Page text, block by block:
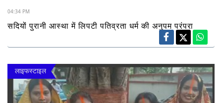
04:34 PM
सदियों पुरानी आस्था में लिपटी पतिव्रता धर्म की अनुपम परंपरा
लाइफस्टाइल